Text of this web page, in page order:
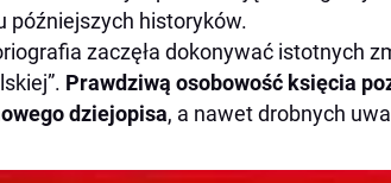
późniejszych historyków.
zaczęła dokonywać istotnych
Prawdziwą osobowość księcia
dziejopisa, a nawet drobnych